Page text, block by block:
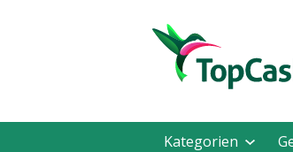
Kategorien